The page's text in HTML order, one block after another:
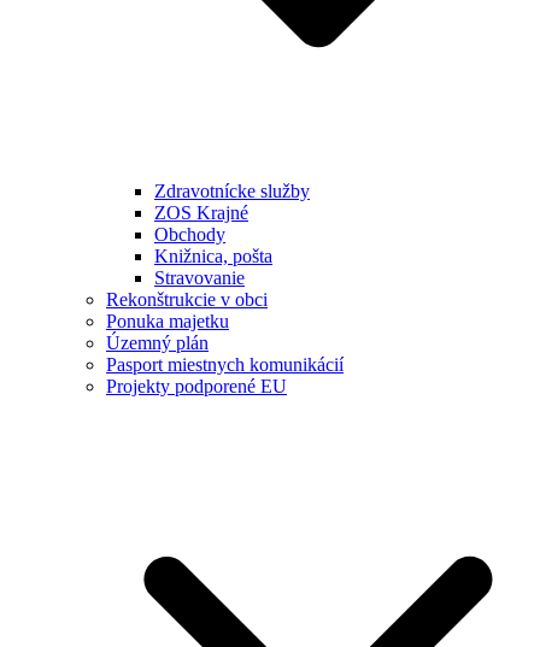
Zdravotnícke služby
ZOS Krajné
Obchody
Knižnica, pošta
Stravovanie
Rekonštrukcie v obci
Ponuka majetku
Územný plán
Pasport miestnych komunikácií
Projekty podporené EU